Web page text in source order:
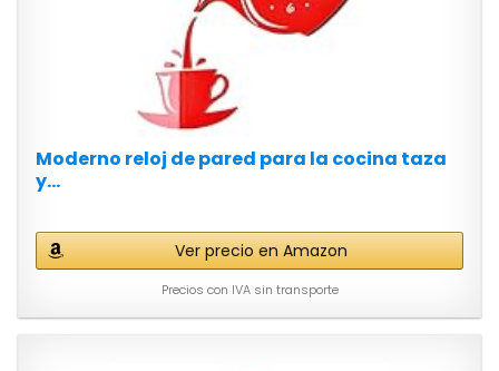
Moderno reloj de pared para la cocina taza
y...
Ver precio en Amazon
Precios con IVA sin transporte